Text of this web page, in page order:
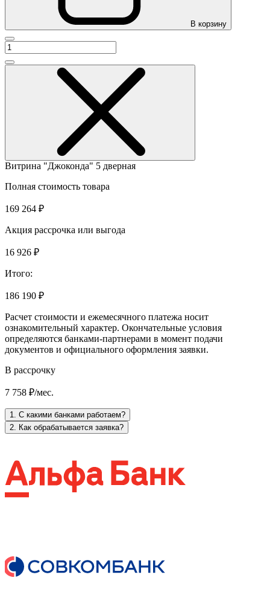
В корзину
Витрина "Джоконда" 5 дверная
Полная стоимость товара
169 264 ₽
Акция рассрочка или выгода
16 926 ₽
Итого:
186 190 ₽
Расчет стоимости и ежемесячного платежа носит
ознакомительный характер. Окончательные условия
определяются банками-партнерами в момент подачи
документов и официального оформления заявки.
В рассрочку
7 758 ₽/мес.
1. С какими банками работаем?
2. Как обрабатывается заявка?